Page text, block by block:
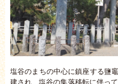
塩谷のまちの中心に鎮座する鹽
建され、塩谷の集落移転に伴っ